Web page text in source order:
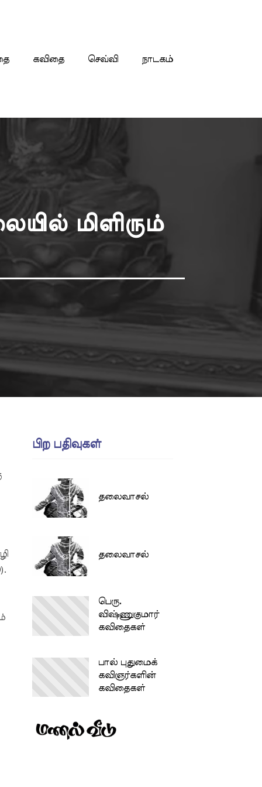
கவிதை செவ்வி நாடகம்
மிளிரும்
பிற பதிவுகள்
தலைவாசல்
தலைவாசல்
பெரு.
விஷ்ணுகுமார்
கவிதைகள்
பால் புதுமைக்
கவிஞர்களின்
கவிதைகள்